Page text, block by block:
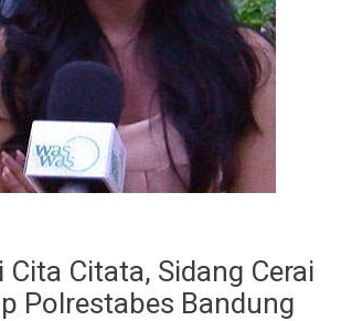
Citata, Sidang Cerai
Polrestabes Bandung